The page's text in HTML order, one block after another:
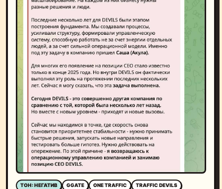
ТОН: НЕГАТИВ GGATE ONE TRAFFIC
TRAFFIC DEVILS